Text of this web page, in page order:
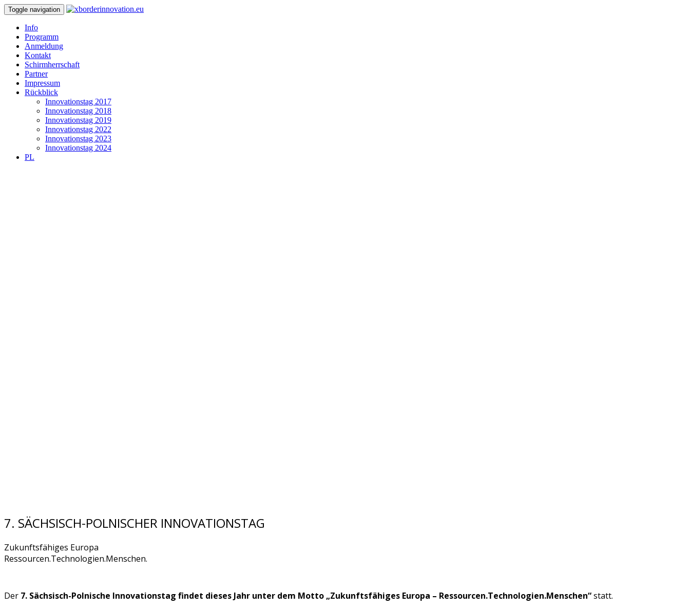
Toggle navigation
Info
Programm
Anmeldung
Kontakt
Schirmherrschaft
Partner
Impressum
Rückblick
Innovationstag 2017
Innovationstag 2018
Innovationstag 2019
Innovationstag 2022
Innovationstag 2023
Innovationstag 2024
PL
7. SÄCHSISCH-POLNISCHER INNOVATIONSTAG
Zukunftsfähiges Europa
Ressourcen.Technologien.Menschen.
Der 7. Sächsisch-Polnische Innovationstag findet dieses Jahr unter dem Motto „Zukunftsfähiges Europa – Ressourcen.Technologien.Menschen“statt.